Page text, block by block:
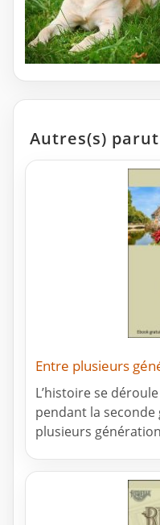
Autres(s)
Entre plusieurs
L’histoire se
pendant la
plusieurs